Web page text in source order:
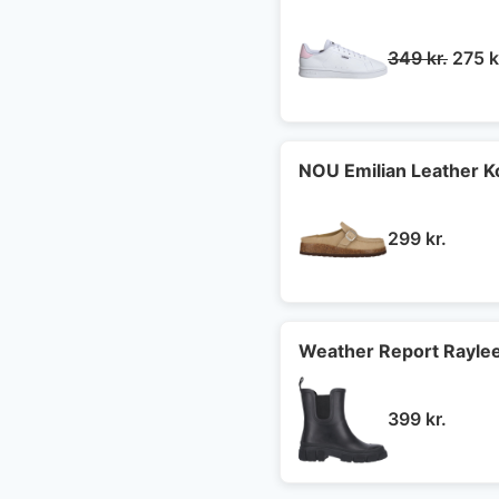
349kr. Den
349
275
NOU Emilian Leather
299 kr.
Weather Report
399 kr.